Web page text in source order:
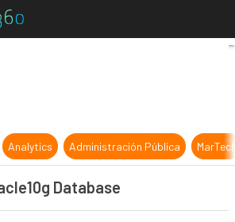
Oracle lanza Oracle10g Database
Analytics Administración Pública
Database